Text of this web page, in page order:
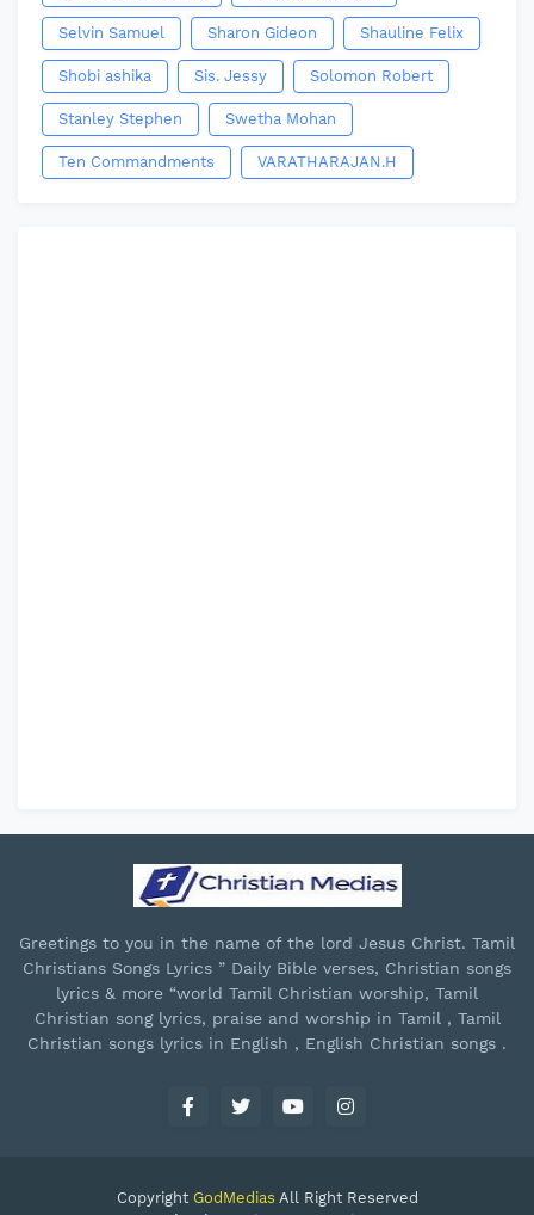
Selvin Samuel Sharon Gideon Shauline Felix
Shobi ashika Sis. Jessy Solomon Robert
Stanley Stephen Swetha Mohan
Ten Commandments VARATHARAJAN.H
Greetings to you in the name of the lord Jesus Christ. Tamil
Christians Songs Lyrics ” Daily Bible verses, Christian songs
lyrics & more “world Tamil Christian worship, Tamil
Christian song lyrics, praise and worship in Tamil , Tamil
Christian songs lyrics in English , English Christian songs .
Copyright GodMedias All Right Reserved